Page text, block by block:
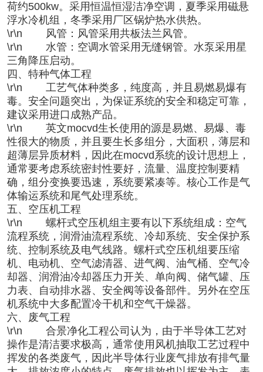
荷约500kw。采用恒温恒湿洁净空调，夏季采用磁悬
浮水冷机组，冬季采用厂区锅炉热水供热。
\r\n
风管： 风管采用共板法兰风管。
\r\n 水管： 空调水管采用无缝钢管。水泵采用星
三角降压启动。
四、特种气体工程
\r\n 工艺气体种类多，纯度高，并且易燃易爆有
毒。安全问题突出，为保证系统的安全和稳定可靠，
建议采用进口成熟产品。
\r\n 英文mocvd生长使用的源是易燃、易爆、毒
性很大的物质，并且要生长多组分，大面积，薄层和
超薄层异质材料，因此在mocvd系统的设计思想上，
通常要考虑系统密封性要好，流量、温度控制要精
确，组分变换要迅速，系统要紧凑等。核心工作是气
体输运系统和尾气处理系统。
五、空压机工程
\r\n 螺杆式空压机组主要有以下系统组成：空气
流程系统，润滑油流程系统、冷却系统、安全保护系
统、控制系统及电气线路。螺杆式空压机组要压缩
机、电动机、空气滤清器、进气阀、油气桶、空气冷
却器、润滑油冷却器压力开关、单向阀、储气罐、压
力表、自动排水器、安全阀等设备部件。另外在空压
机系统中大多配置冷干机和空气干燥器。
六、废气工程
\r\n 合景净化工程公司认为，由于半导体工艺对
操作是清洁要求极高，通常使用风机抽取工艺过程中
挥发的各类废气，因此半导体行业废气排放有排气量